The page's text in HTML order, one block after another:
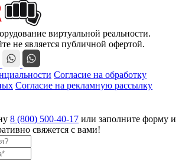
виртуальной реальности.
не является публичной офертой.
Согласие на обработку
Согласие на рекламную рассылку
8 (800) 500-40-17 или заполните форму и
свяжется с вами!